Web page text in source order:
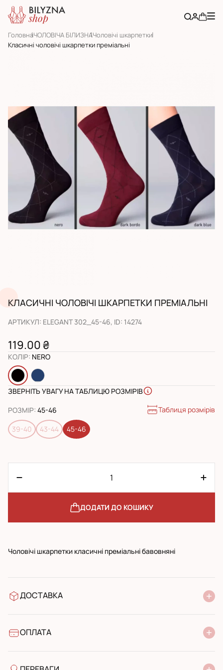
ГоловнаЧОЛОВІЧА БІЛИЗНАЧоловічі шкарпетки
Класичні чоловічі шкарпетки преміальні
КЛАСИЧНІ ЧОЛОВІЧІ ШКАРПЕТКИ ПРЕМІАЛЬНІ
АРТИКУЛ: ELEGANT 302_45-46, ID: 14274
119.00 ₴
КОЛІР: NERO
ЗВЕРНІТЬ УВАГУ НА ТАБЛИЦЮ РОЗМІРІВ
РОЗМІР: 45-46 Таблиця розмірів
39-40 43-44 45-46
ДОДАТИ ДО КОШИКУ
Чоловічі шкарпетки класичні преміальні бавовняні
ДОСТАВКА
УкрПошта стандарт
ОПЛАТА
Банківський переказ